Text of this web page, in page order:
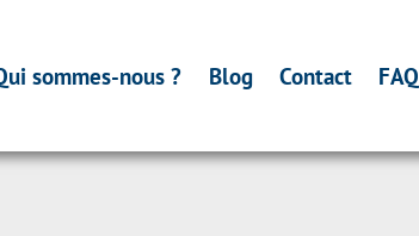
sommes-nous ? Blog Contact FAQ